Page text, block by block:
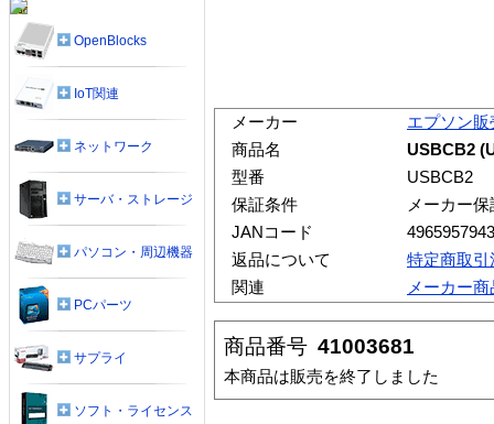
メーカー
エプソン販
商品名
USBCB2
型番
USBCB2
保証条件
メーカー保
JANコード
返品について
特定商取
関連
メーカー
商品番号 41003681
本商品は販売を終了しました
OpenBlocks
IoT関連
ネットワーク
サーバ・ストレージ
パソコン・周辺機器
PCパーツ
サプライ
ソフト・ライセンス